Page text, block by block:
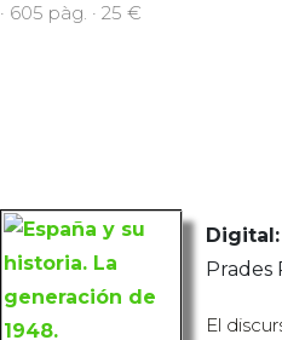
· 605 pàg. · 25 €
Digital:
Prades
El